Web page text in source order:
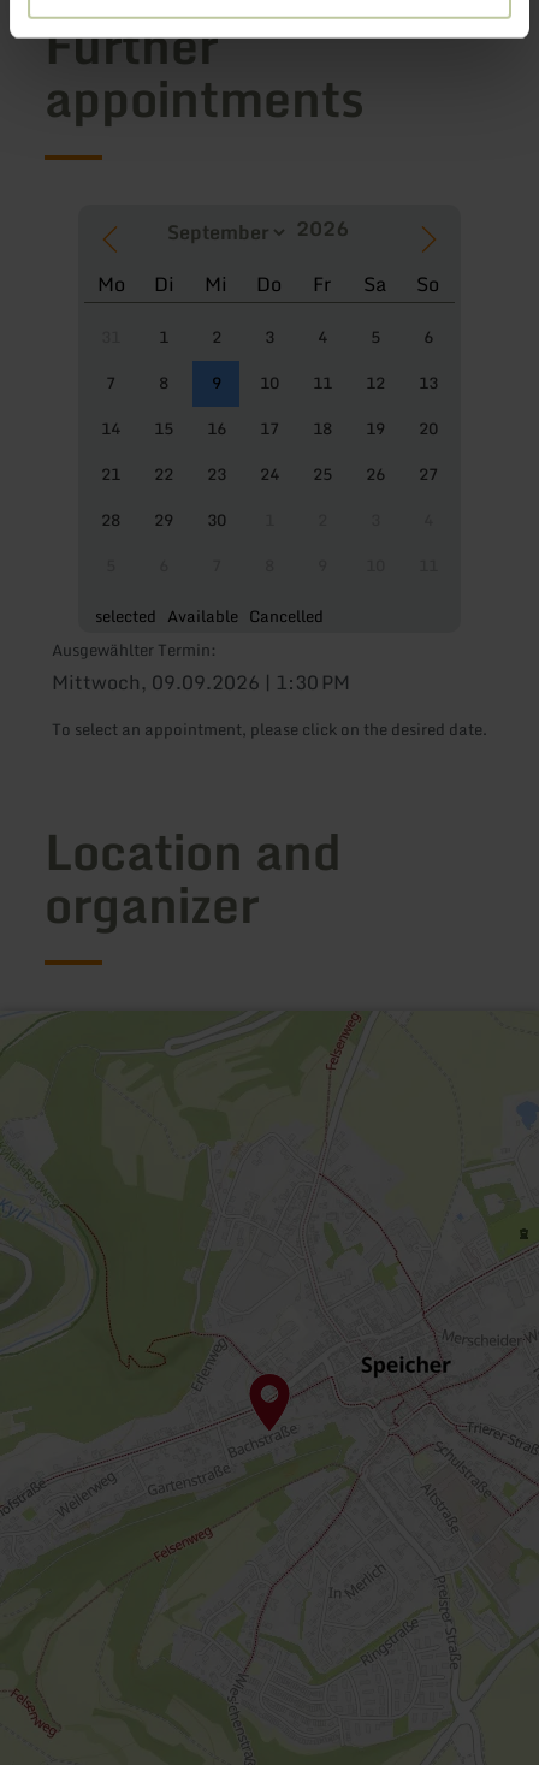
Further
appointments
Mo Di Mi Do Fr Sa So
1 2 3 4 5
6
7
8 9 10 11 12
13
14
15 16 17 18 19
20
21
22 23 24 25 26
27
28
29 30
selected Available Cancelled
Ausgewählter Termin:
Mittwoch, 09.09.2026 | 1:30 PM
To select an appointment, please click on the desired date.
Location and
organizer